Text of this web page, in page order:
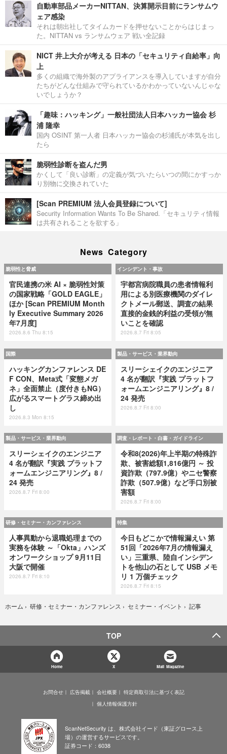
自動車部品メーカーNITTAN、決算開示目前にランサムウ
ェア感染
それは朝出社してタイムカードを押せないことからはじまっ
た。NITTAN vs ランサムウェア 戦い全記録
NICT 井上大介が考える 日本の「セキュリティ自給率」向
上
多くの組織で海外製のアプライアンスを導入していますが自分
たちがどんな仕組みで守られているかわかっていないんじゃな
いでしょうか？
「趣味：ハッキング」一般社団法人日本ハッカー協会 杉
浦 隆幸
国内 OSINT 第一人者 日本ハッカー協会の杉浦氏が本気を出し
たら
脆弱性診断を盗んだ男
かくして「良い診断」の定義が気づいたらいつの間にかすっか
り別物に交換されていた
[Scan PREMIUM 法人会員登録について]
Security Information Wants To Be Shared.「セキュリティ情報
は共有されることを欲する」
News Category
脆弱性と脅威
官民連携の米 AI × 脆弱性対策
の国家戦略「GOLD EAGLE」
ほか [Scan PREMIUM Month
ly Executive Summary 2026
年7月度]
2026.8.6 Thu 8:15
インシデント・事故
宇都宮病院職員の患者情報利
用による別医療機関のダイレ
クトメール郵送、調査の結果
直接的金銭的利益の受領が無
いことを確認
2026.8.7 Fri 8:05
国際
ハッキングカンファレンス DE
F CON、Meta式「変態メガ
ネ」全面禁止（度付きもNG）
広がるスマートグラス締め出
し
2026.8.3 Mon 8:15
製品・サービス・業界動向
スリーシェイクのエンジニア
4 名が翻訳『実践 プラットフ
ォームエンジニアリング』8 /
24 発売
2026.8.7 Fri 8:00
製品・サービス・業界動向
スリーシェイクのエンジニア
4 名が翻訳『実践 プラットフ
ォームエンジニアリング』8 /
24 発売
2026.8.7 Fri 8:00
調査・レポート・白書・ガイドライン
令和8(2026)年上半期の特殊詐
欺、被害総額1,816億円 ～ 投
資詐欺（797.9億）やニセ警察
詐欺（507.9億）など手口別被
害額
2026.8.7 Fri 8:00
研修・セミナー・カンファレンス
人事異動から退職処理までの
実務を体験 ～「Okta」ハンズ
オンワークショップ 9月11日
大阪で開催
2026.8.7 Fri 8:10
特集
今日もどこかで情報漏えい 第
51回「2026年7月の情報漏え
い」三重県、陸自インシデン
トを他山の石として USB メモ
リ 1 万個チェック
2026.8.7 Fri 8:15
ホーム › 研修・セミナー・カンファレンス › セミナー・イベント › 記事
TOP
Home X Mail Magazine
お問合せ 広告掲載 会社概要
特定商取引法に基づく表記
個人情報保護方針
ScanNetSecurity は、株式会社イード（東証グロース上
場）の運営するサービスです。
証券コード：6038